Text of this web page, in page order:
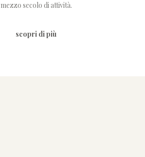
mezzo secolo di attività.
scopri di più